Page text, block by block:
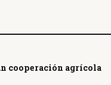
cooperación agrícola